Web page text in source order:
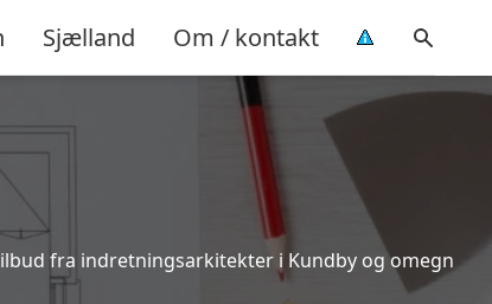
Sjælland Om / kontakt
fra indretningsarkitekter i Kundby og omegn